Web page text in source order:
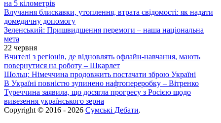
на 5 кілометрів
Влучання блискавки, утоплення, втрата свідомості: як надати
домедичну допомогу
Зеленський: Пришвидшення перемоги – наша національна
мета
22 червня
Вчителі з регіонів, де відновлять офлайн-навчання, мають
повернутися на роботу – Шкарлет
Шольц: Німеччина продовжить постачати зброю Україні
В Україні повністю зупинено нафтопереробку – Вітренко
Туреччина заявила, що досягла прогресу з Росією щодо
вивезення українського зерна
Copyright © 2016 - 2026 Сумські Дебати.